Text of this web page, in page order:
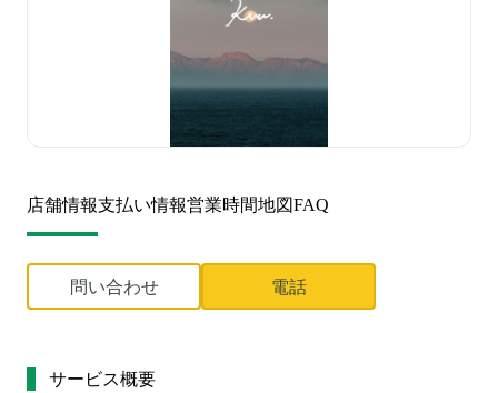
店舗情報支払い情報営業時間地図FAQ
問い合わせ 電話
サービス概要